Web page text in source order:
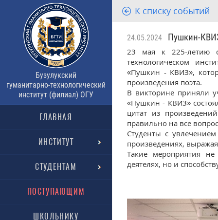
Бузулукский
гуманитарно-технологический
институт (филиал) ОГУ
ГЛАВНАЯ
ИНСТИТУТ
СТУДЕНТАМ
ПОСТУПАЮЩИМ
ШКОЛЬНИКУ
К списку событий
24.05.2024 Пушкин-
23 мая к 225-летию
технологическом
«Пушкин - КВИЗ»,
произведения поэта.
В викторине приняли
«Пушкин - КВИЗ»
цитат из
правильно на все
Студенты с
произведениях,
Такие мероприятия
деятелях, но и